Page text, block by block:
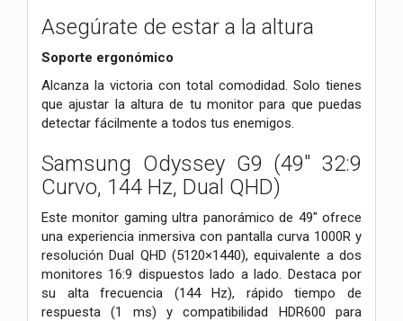
Asegúrate de estar a la altura
Soporte ergonómico
Alcanza la victoria con total comodidad. Solo tienes
que ajustar la altura de tu monitor para que puedas
detectar fácilmente a todos tus enemigos.
Samsung Odyssey G9 (49" 32:9
Curvo, 144 Hz, Dual QHD)
Este monitor gaming ultra panorámico de 49" ofrece
una experiencia inmersiva con pantalla curva 1000R y
resolución Dual QHD (5120×1440), equivalente a dos
monitores 16:9 dispuestos lado a lado. Destaca por
su alta frecuencia (144 Hz), rápido tiempo de
respuesta (1 ms) y compatibilidad HDR600 para